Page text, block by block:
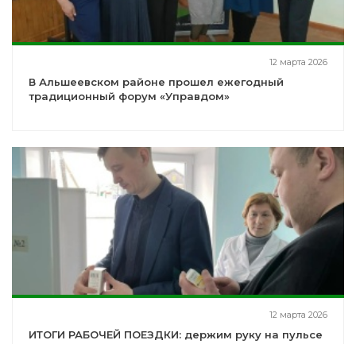
12 марта 2026
В Альшеевском районе прошел ежегодный
традиционный форум «Управдом»
12 марта 2026
ИТОГИ РАБОЧЕЙ ПОЕЗДКИ: держим руку на пульсе